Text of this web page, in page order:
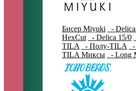
Бисер Miyuki -
HexCut
- Delica 15/0
TILA
- Полу-TILA
TILA Миксы
- Long